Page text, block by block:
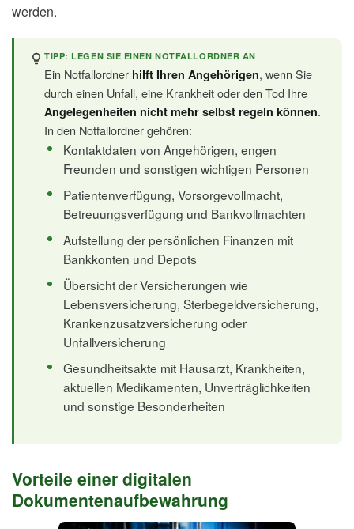
werden.
TIPP: LEGEN SIE EINEN NOTFALLORDNER AN
Ein Notfallordner hilft Ihren Angehörigen, wenn Sie
durch einen Unfall, eine Krankheit oder den Tod Ihre
Angelegenheiten nicht mehr selbst regeln können.
In den Notfallordner gehören:
Kontaktdaten von Angehörigen, engen
Freunden und sonstigen wichtigen Personen
Patientenverfügung, Vorsorgevollmacht,
Betreuungsverfügung und Bankvollmachten
Aufstellung der persönlichen Finanzen mit
Bankkonten und Depots
Übersicht der Versicherungen wie
Lebensversicherung, Sterbegeldversicherung,
Krankenzusatzversicherung oder
Unfallversicherung
Gesundheitsakte mit Hausarzt, Krankheiten,
aktuellen Medikamenten, Unverträglichkeiten
und sonstige Besonderheiten
Vorteile einer digitalen
Dokumentenaufbewahrung